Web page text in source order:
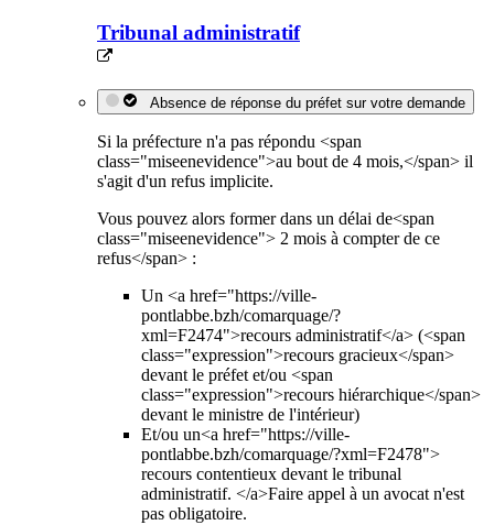
Tribunal administratif
Absence de réponse du préfet sur votre demande
Si la préfecture n'a pas répondu <span
class="miseenevidence">au bout de 4 mois,</span> il
s'agit d'un refus implicite.
Vous pouvez alors former dans un délai de<span
class="miseenevidence"> 2 mois à compter de ce
refus</span> :
Un <a href="https://ville-
pontlabbe.bzh/comarquage/?
xml=F2474">recours administratif</a> (<span
class="expression">recours gracieux</span>
devant le préfet et/ou <span
class="expression">recours hiérarchique</span>
devant le ministre de l'intérieur)
Et/ou un<a href="https://ville-
pontlabbe.bzh/comarquage/?xml=F2478">
recours contentieux devant le tribunal
administratif. </a>Faire appel à un avocat n'est
pas obligatoire.